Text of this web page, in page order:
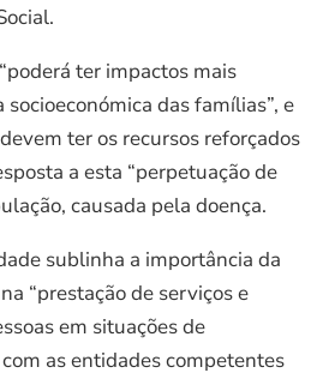
ter impactos mais
das famílias”, e
ter os recursos reforçados
a esta “perpetuação de
causada pela doença.
sublinha a importância da
“prestação de serviços e
em situações de
as entidades competentes